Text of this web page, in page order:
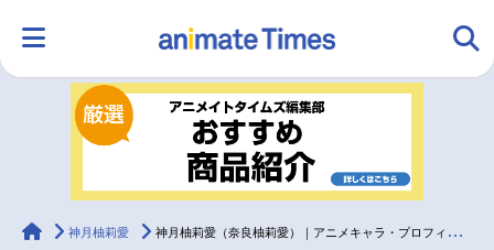
ランキング アニメ
ラジオ
animateTimes
神月柚莉愛 神月柚莉愛（奈良柚莉愛）｜アニメキャラ・プロフィール・出演情報・最新情報まとめ